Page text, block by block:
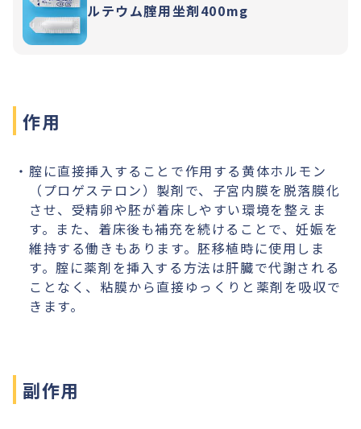
ルテウム腟用坐剤400mg
作用
腟に直接挿入することで作用する黄体ホルモン
（プロゲステロン）製剤で、子宮内膜を脱落膜化
させ、受精卵や胚が着床しやすい環境を整えま
す。また、着床後も補充を続けることで、妊娠を
維持する働きもあります。胚移植時に使用しま
す。腟に薬剤を挿入する方法は肝臓で代謝される
ことなく、粘膜から直接ゆっくりと薬剤を吸収で
きます。
副作用